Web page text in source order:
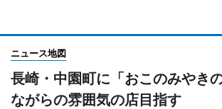
ニュース地図
長崎・中園町に「おこのみや
ながらの雰囲気の店目指す